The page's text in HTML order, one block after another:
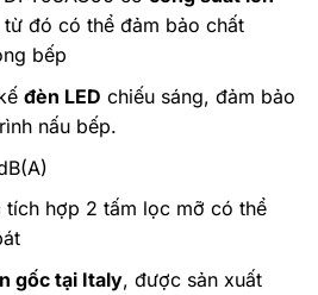
đó có thể đảm bảo chất
bếp
đèn LED chiếu sáng, đảm bảo
nấu bếp.
hợp 2 tấm lọc mỡ có thể
gốc tại Italy, được sản xuất